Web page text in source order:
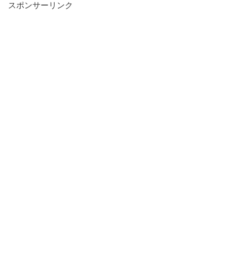
スポンサーリンク